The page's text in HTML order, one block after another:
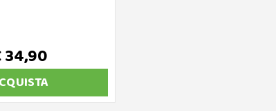
34,90